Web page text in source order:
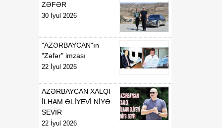
nümayəndəsi vəzifəsindən
geri çağırılması haqqında
F.N.İsmayılovun
Azərbaycan
Respublikasının Avropa
nümayəndəsi vəzifəsindən
geri çağırılması haqqında
07 Avqust
Azərbaycan Respublikası
00:48
ZƏFƏR
30 İyul 2026
"AZƏRBAYCAN"ın
"Zəfər" imzası
22 İyul 2026
AZƏRBAYCAN XALQI
İLHAM ƏLİYEVİ NİYƏ
SEVİR
22 İyul 2026